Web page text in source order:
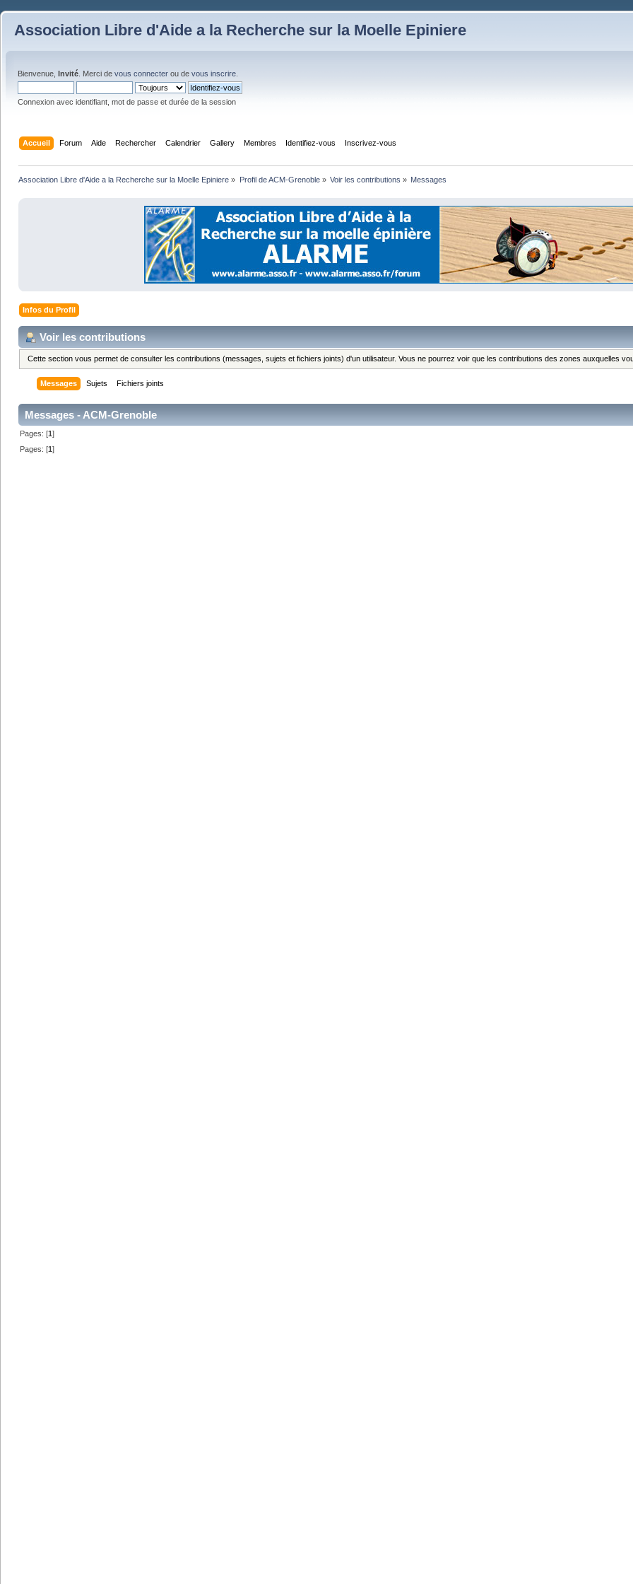
Association Libre d'Aide a la Recherche sur la Moelle Epiniere
Bienvenue, Invité . Merci de vous connecter ou de vous inscrire
Connexion avec identifiant, mot de passe et durée de la session
Accueil Forum Aide Rechercher Calendrier Gallery Membres Identifiez-vous Inscrivez-vous
Association Libre d'Aide a la Recherche sur la Moelle Epiniere » Profil de ACM-Grenoble» Voir les contributions » Messages
Infos du Profil
Voir les contributions
Cette section vous permet de consulter les contributions (messages, sujets et fichiers joints) d'un utilisateur. Vous ne pourrez voir que les contributions des zones auxquelles
Messages Sujets Fichiers joints
Messages - ACM-Grenoble
Pages: [1]
Pages: [1]